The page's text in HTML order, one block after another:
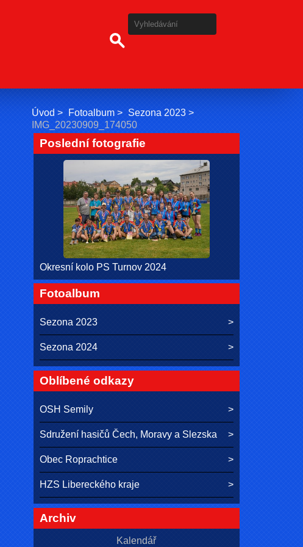
Úvod Fotoalbum
Sezona 2023
IMG_20230909_174050
Poslední fotografie
Okresní kolo PS Turnov 2024
Fotoalbum
Sezona 2023
Sezona 2024
Oblíbené odkazy
OSH Semily
Sdružení hasičů Čech, Moravy a Slezska
Obec Roprachtice
HZS Libereckého kraje
Archiv
Kalendář